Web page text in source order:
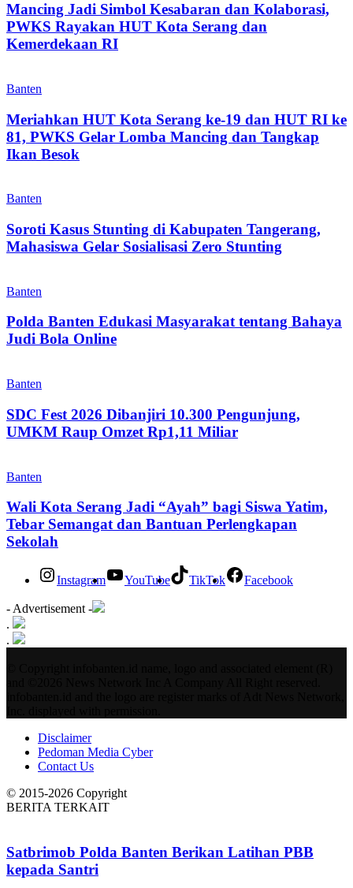
Mancing Jadi Simbol Kesabaran dan Kolaborasi,
PWKS Rayakan HUT Kota Serang dan
Kemerdekaan RI
Banten
Meriahkan HUT Kota Serang ke-19 dan HUT RI ke
81, PWKS Gelar Lomba Mancing dan Tangkap
Ikan Besok
Banten
Soroti Kasus Stunting di Kabupaten Tangerang,
Mahasiswa Gelar Sosialisasi Zero Stunting
Banten
Polda Banten Edukasi Masyarakat tentang Bahaya
Judi Bola Online
Banten
SDC Fest 2026 Dibanjiri 10.300 Pengunjung,
UMKM Raup Omzet Rp1,11 Miliar
Banten
Wali Kota Serang Jadi “Ayah” bagi Siswa Yatim,
Tebar Semangat dan Bantuan Perlengkapan
Sekolah
Instagram YouTube TikTok Facebook
- Advertisement -
.
.
Disclaimer
Pedoman Media Cyber
Contact Us
© 2015-2026 Copyright
BERITA TERKAIT
Satbrimob Polda Banten Berikan Latihan PBB
kepada Santri